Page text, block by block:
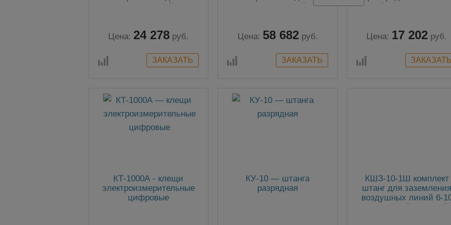
воздушных линий одно
Цена: 24 278 руб.
воздушных линий 3-х
Цена: 58 682 руб.
устройств 3-х фазное до
Цена: 17 202 руб.
КТ-1000А - клещи
электроизмерительные
цифровые
КУ-10 — штанга
разрядная
КШЗ-10-1Ш комплект
штанг для заземления
воздушных линий 6-
кВ (с одной съемной